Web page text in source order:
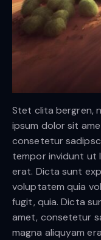
Stet clita bergren,
ipsum dolor sit
consetetur
tempor invidunt ut
erat. Dicta sunt
voluptatem quia
fugit, quia. Dicta
amet, consetetur
magna aliquyam